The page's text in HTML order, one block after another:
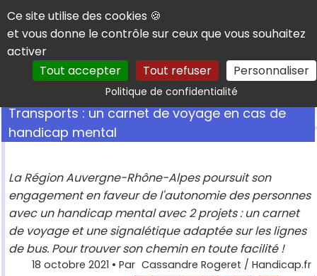
Panneau de gestion des cookies
Ce site utilise des cookies 🍪
et vous donne le contrôle sur ceux que vous souhaitez
activer
Tout accepter
Tout refuser Personnaliser
Politique de confidentialitéRechercher
Transports : un carnet de voyage en cas de
handicap mental
La Région Auvergne-Rhône-Alpes poursuit son
engagement en faveur de l'autonomie des personnes
avec un handicap mental avec 2 projets : un carnet
de voyage et une signalétique adaptée sur les lignes
de bus. Pour trouver son chemin en toute facilité !
18 octobre 2021 • Par Cassandre Rogeret / Handicap.fr